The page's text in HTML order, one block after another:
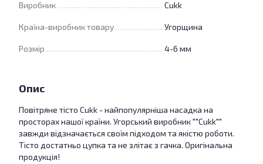
Виробник Cukk
Країна-виробник товару Угорщина
Розмір 4-6 мм
Опис
Повітряне тісто Cukk - найпопулярніша насадка на
просторах нашої країни. Угорський виробник ""Cukk""
завжди відзначається своїм підходом та якістю роботи.
Тісто достатньо цупка та не злітає з гачка. Оригінальна
продукція!